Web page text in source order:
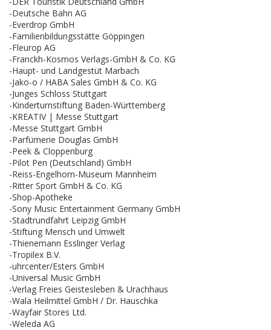
-Deutsche Bahn AG
-Everdrop GmbH
-Familienbildungsstätte Göppingen
-Fleurop AG
-Franckh-Kosmos Verlags-GmbH & Co. KG
-Haupt- und Landgestüt Marbach
-Jako-o / HABA Sales GmbH & Co. KG
-Junges Schloss Stuttgart
-Kinderturnstiftung Baden-Württemberg
-KREATIV | Messe Stuttgart
-Messe Stuttgart GmbH
-Parfümerie Douglas GmbH
-Peek & Cloppenburg
-Pilot Pen (Deutschland) GmbH
-Reiss-Engelhorn-Museum Mannheim
-Ritter Sport GmbH & Co. KG
-Shop-Apotheke
-Sony Music Entertainment Germany GmbH
-Stadtrundfahrt Leipzig GmbH
-Stiftung Mensch und Umwelt
-Thienemann Esslinger Verlag
-Tropilex B.V.
-uhrcenter/Esters GmbH
-Universal Music GmbH
-Verlag Freies Geistesleben & Urachhaus
-Wala Heilmittel GmbH / Dr. Hauschka
-Wayfair Stores Ltd.
-Weleda AG